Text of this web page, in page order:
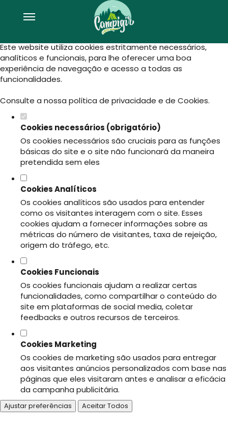
Defina as suas preferências de
cookies para este website.
Este website utiliza cookies estritamente necessários,
analíticos e funcionais, para lhe oferecer uma boa
experiência de navegação e acesso a todas as
funcionalidades.
Consulte a nossa política de privacidade e de Cookies.
Cookies necessários (obrigatório)
Os cookies necessários são cruciais para as funções
básicas do site e o site não funcionará da maneira
pretendida sem eles
Cookies Analíticos
Os cookies analíticos são usados para entender
como os visitantes interagem com o site. Esses
cookies ajudam a fornecer informações sobre as
métricas do número de visitantes, taxa de rejeição,
origem do tráfego, etc.
Cookies Funcionais
Os cookies funcionais ajudam a realizar certas
funcionalidades, como compartilhar o conteúdo do
site em plataformas de social media, coletar
feedbacks e outros recursos de terceiros.
Cookies Marketing
Os cookies de marketing são usados para entregar
aos visitantes anúncios personalizados com base nas
páginas que eles visitaram antes e analisar a eficácia
da campanha publicitária.
Ajustar preferências Aceitar Todos